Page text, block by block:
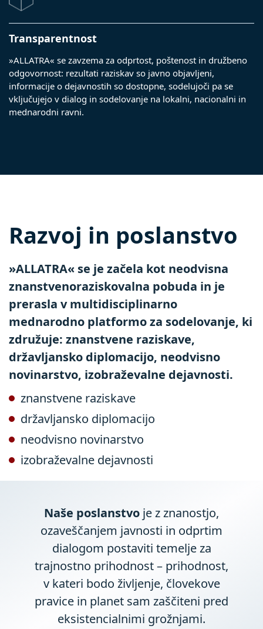
Transparentnost
»ALLATRA« se zavzema za odprtost, poštenost in družbeno
odgovornost: rezultati raziskav so javno objavljeni,
informacije o dejavnostih so dostopne, sodelujoči pa se
vključujejo v dialog in sodelovanje na lokalni, nacionalni in
mednarodni ravni.
Razvoj in poslanstvo
»ALLATRA« se je začela kot neodvisna
znanstvenoraziskovalna pobuda in je
prerasla v multidisciplinarno
mednarodno platformo za sodelovanje, ki
združuje: znanstvene raziskave,
državljansko diplomacijo, neodvisno
novinarstvo, izobraževalne dejavnosti.
znanstvene raziskave
državljansko diplomacijo
neodvisno novinarstvo
izobraževalne dejavnosti
Naše poslanstvo je z znanostjo,
ozaveščanjem javnosti in odprtim
dialogom postaviti temelje za
trajnostno prihodnost – prihodnost,
v kateri bodo življenje, človekove
pravice in planet sam zaščiteni pred
eksistencialnimi grožnjami.